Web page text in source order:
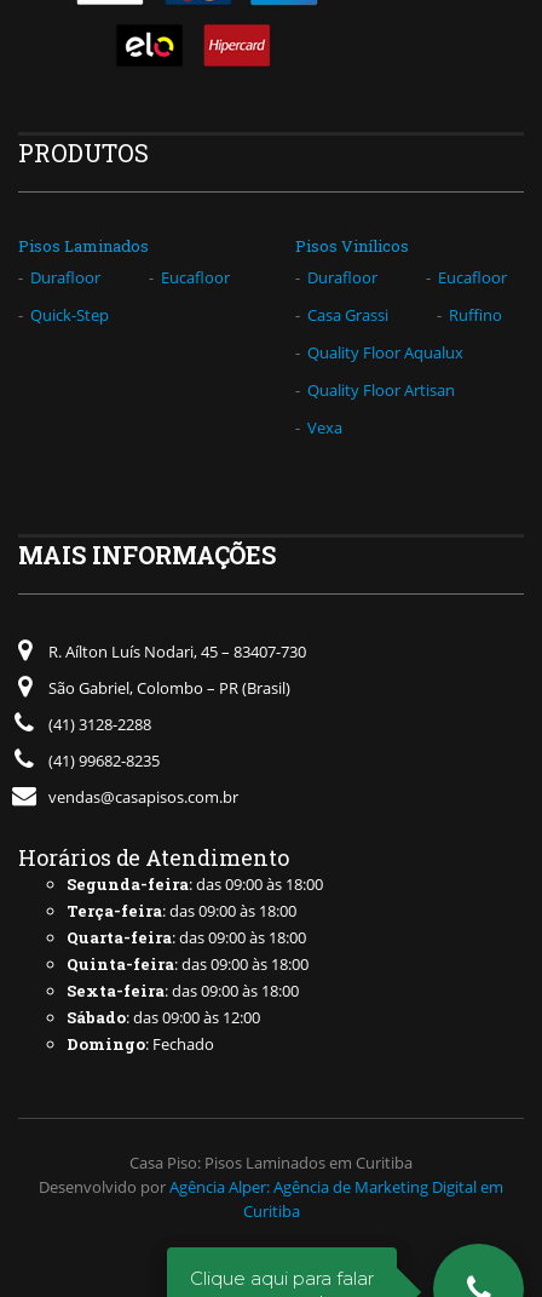
Clique aqui para falar
PRODUTOS
Pisos Laminados
Durafloor
Eucafloor
Quick-Step
Pisos Vinílicos
Durafloor
Eucafloor
Casa Grassi
Ruffino
Quality Floor Aqualux
Quality Floor Artisan
Vexa
MAIS INFORMAÇÕES
R. Aílton Luís Nodari, 45 – 83407-730
São Gabriel, Colombo – PR (Brasil)
(41) 3128-2288
(41) 99682-8235
vendas@casapisos.com.br
Horários de Atendimento
Segunda-feira: das 09:00 às 18:00
Terça-feira: das 09:00 às 18:00
Quarta-feira: das 09:00 às 18:00
Quinta-feira: das 09:00 às 18:00
Sexta-feira: das 09:00 às 18:00
Sábado: das 09:00 às 12:00
Domingo: Fechado
Casa Piso: Pisos Laminados em Curitiba
Desenvolvido porAgência Alper: Agência de Marketing Digital em
Curitiba